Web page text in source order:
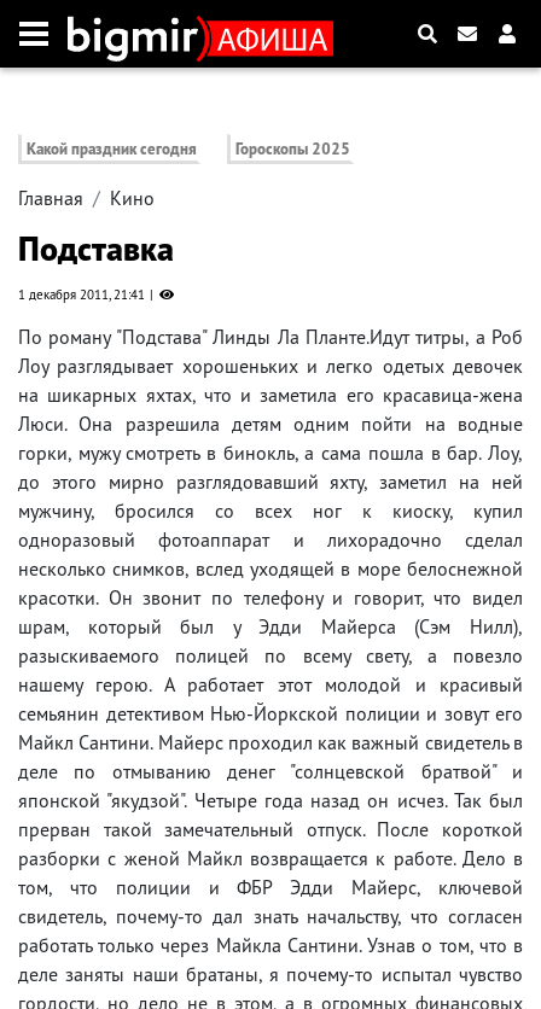
Какой праздник сегодня Гороскопы 2025
Главная Кино
Подставка
1 декабря 2011, 21:41
По роману "Подстава" Линды Ла Планте.Идут титры, а Роб
Лоу разглядывает хорошеньких и легко одетых девочек
на шикарных яхтах, что и заметила его красавица-жена
Люси. Она разрешила детям одним пойти на водные
горки, мужу смотреть в бинокль, а сама пошла в бар. Лоу,
до этого мирно разглядовавший яхту, заметил на ней
мужчину, бросился со всех ног к киоску, купил
одноразовый фотоаппарат и лихорадочно сделал
несколько снимков, вслед уходящей в море белоснежной
красотки. Он звонит по телефону и говорит, что видел
шрам, который был у Эдди Майерса (Сэм Нилл),
разыскиваемого полицей по всему свету, а повезло
нашему герою. А работает этот молодой и красивый
семьянин детективом Нью-Йоркской полиции и зовут его
Майкл Сантини. Майерс проходил как важный свидетель в
деле по отмыванию денег "солнцевской братвой" и
японской "якудзой". Четыре года назад он исчез. Так был
прерван такой замечательный отпуск. После короткой
разборки с женой Майкл возвращается к работе. Дело в
том, что полиции и ФБР Эдди Майерс, ключевой
свидетель, почему-то дал знать начальству, что согласен
работать только через Майкла Сантини. Узнав о том, что в
деле заняты наши братаны, я почему-то испытал чувство
гордости, но дело не в этом, а в огромных финансовых